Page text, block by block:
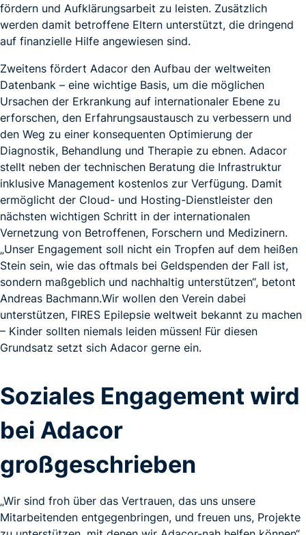
fördern und Aufklärungsarbeit zu leisten. Zusätzlich
werden damit betroffene Eltern unterstützt, die dringend
auf finanzielle Hilfe angewiesen sind.
Zweitens fördert Adacor den Aufbau der weltweiten
Datenbank – eine wichtige Basis, um die möglichen
Ursachen der Erkrankung auf internationaler Ebene zu
erforschen, den Erfahrungsaustausch zu verbessern und
den Weg zu einer konsequenten Optimierung der
Diagnostik, Behandlung und Therapie zu ebnen. Adacor
stellt neben der technischen Beratung die Infrastruktur
inklusive Management kostenlos zur Verfügung. Damit
ermöglicht der Cloud- und Hosting-Dienstleister den
nächsten wichtigen Schritt in der internationalen
Vernetzung von Betroffenen, Forschern und Medizinern.
„Unser Engagement soll nicht ein Tropfen auf dem heißen
Stein sein, wie das oftmals bei Geldspenden der Fall ist,
sondern maßgeblich und nachhaltig unterstützen“, betont
Andreas Bachmann.Wir wollen den Verein dabei
unterstützen, FIRES Epilepsie weltweit bekannt zu machen
– Kinder sollten niemals leiden müssen! Für diesen
Grundsatz setzt sich Adacor gerne ein.
Soziales Engagement wird
bei Adacor
großgeschrieben
„Wir sind froh über das Vertrauen, das uns unsere
Mitarbeitenden entgegenbringen, und freuen uns, Projekte